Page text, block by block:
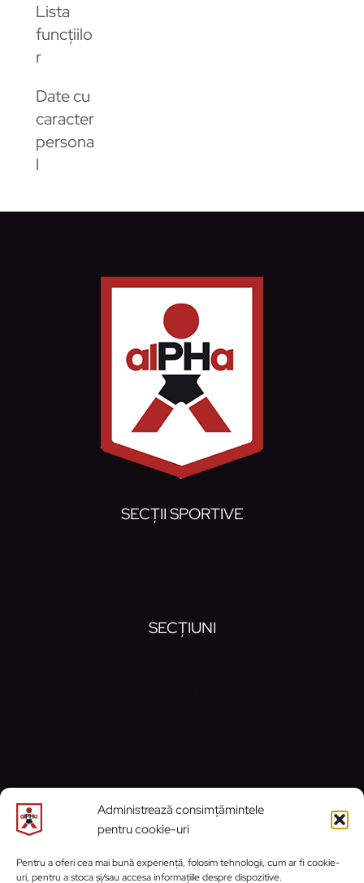
Administrează consimțămintele
pentru cookie-uri
Pentru a oferi cea mai bună experiență, folosim tehnologii, cum ar fi cookie-
uri, pentru a stoca și/sau accesa informațiile despre dispozitive.
Lista
funcțiilo
r
Date cu
caracter
persona
l
SECȚII SPORTIVE
SECȚIUNI
CONTACT